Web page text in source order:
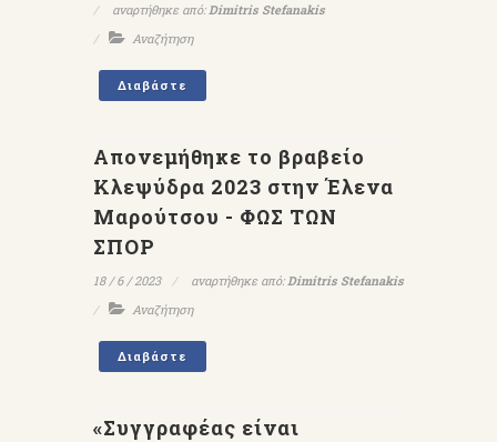
αναρτήθηκε από:Dimitris Stefanakis
Αναζήτηση
Διαβάστε
Απονεμήθηκε το βραβείο
Κλεψύδρα 2023 στην Έλενα
Μαρούτσου - ΦΩΣ ΤΩΝ
ΣΠΟΡ
18 / 6 / 2023 αναρτήθηκε από:Dimitris Stefanakis
Αναζήτηση
Διαβάστε
«Συγγραφέας είναι